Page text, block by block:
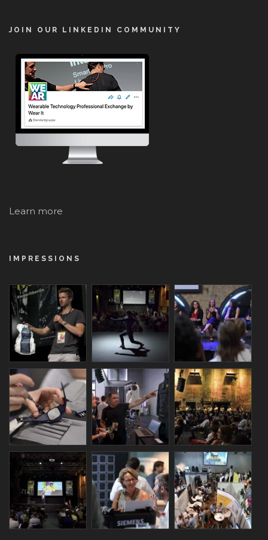
JOIN OUR LINKEDIN COMMUNITY
Learn more
IMPRESSIONS